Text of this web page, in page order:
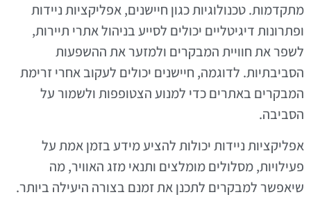
מתקדמות. טכנולוגיות כגון חיישנים, אפליקציות ניידות
ופתרונות דיגיטליים יכולים לסייע בניהול אתרי תיירות,
לשפר את חוויית המבקרים ולמזער את ההשפעות
הסביבתיות. לדוגמה, חיישנים יכולים לעקוב אחרי זרימת
המבקרים באתרים כדי למנוע הצטופפות ולשמור על
הסביבה.
אפליקציות ניידות יכולות להציע מידע בזמן אמת על
פעילויות, מסלולים מומלצים ותנאי מזג האוויר, מה
שיאפשר למבקרים לתכנן את זמנם בצורה היעילה ביותר.